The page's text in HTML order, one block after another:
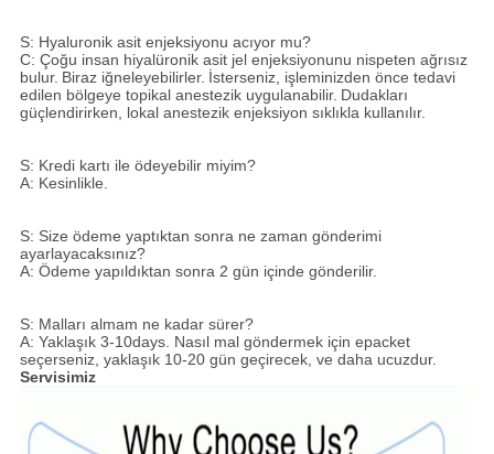
S: Hyaluronik asit enjeksiyonu acıyor mu?
C: Çoğu insan hiyalüronik asit jel enjeksiyonunu nispeten ağrısız
bulur. Biraz iğneleyebilirler. İsterseniz, işleminizden önce tedavi
edilen bölgeye topikal anestezik uygulanabilir. Dudakları
güçlendirirken, lokal anestezik enjeksiyon sıklıkla kullanılır.
S: Kredi kartı ile ödeyebilir miyim?
A: Kesinlikle.
S: Size ödeme yaptıktan sonra ne zaman gönderimi
ayarlayacaksınız?
A: Ödeme yapıldıktan sonra 2 gün içinde gönderilir.
S: Malları almam ne kadar sürer?
A: Yaklaşık 3-10days. Nasıl mal göndermek için epacket
seçerseniz, yaklaşık 10-20 gün geçirecek, ve daha ucuzdur.
Servisimiz